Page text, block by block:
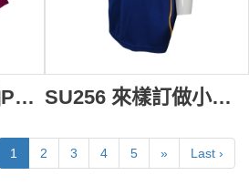
來樣訂做小童長袖Polo恤校服 網上下單小童長袖Polo恤校服 小童Polo恤校服製作中心 SU257 SU256 來樣訂做小童校服網上下單小童校服Polo恤澳洲 Tudor 小童校服專營店
1 2 3 4 5 » Last ›